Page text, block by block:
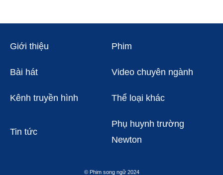
Giới thiệu Phim
Bài hát Video chuyên ngành
Kênh truyền hình Thể loại khác
Tin tức
Phụ huynh trường
Newton
© Phim song ngữ 2024